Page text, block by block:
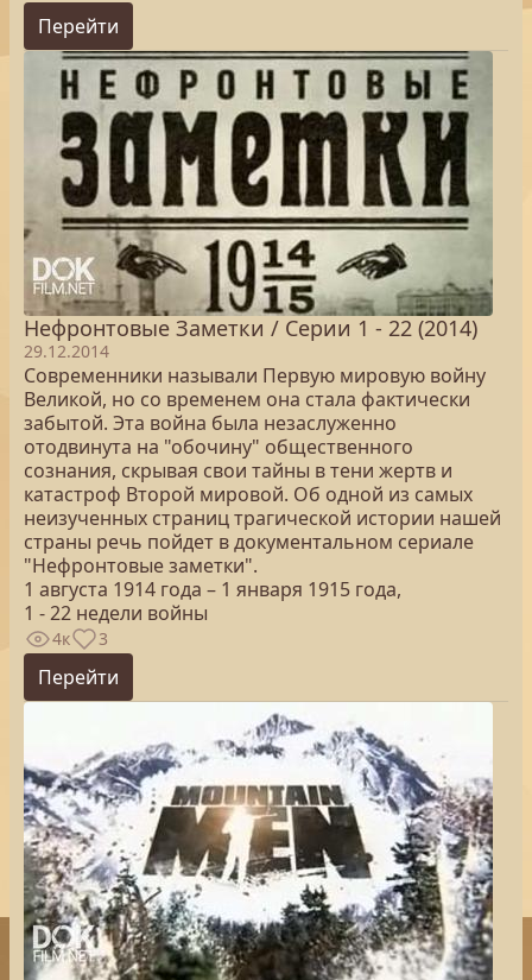
Перейти
Нефронтовые Заметки / Серии 1 - 22 (2014)
29.12.2014
Современники называли Первую мировую войну
Великой, но со временем она стала фактически
забытой. Эта война была незаслуженно
отодвинута на "обочину" общественного
сознания, скрывая свои тайны в тени жертв и
катастроф Второй мировой. Об одной из самых
неизученных страниц трагической истории нашей
страны речь пойдет в документальном сериале
"Нефронтовые заметки".
1 августа 1914 года – 1 января 1915 года,
1 - 22 недели войны
4к 3
Перейти